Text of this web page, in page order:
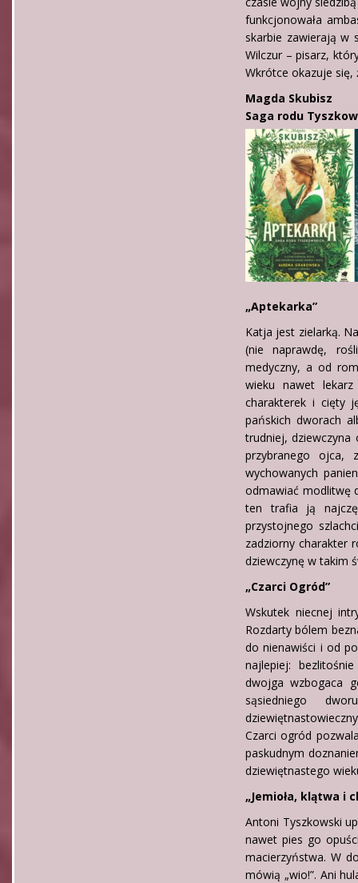
funkcjonowała
skarbie zawierają w
Wilczur – pisarz,
Wkrótce okazuje
Magda Skubisz
Saga rodu
„Aptekarka”
Katja jest zielarką.
(nie naprawdę,
medyczny, a od
wieku nawet
charakterek i cięty
pańskich dworach
trudniej, dziewczyna
przybranego ojca,
wychowanych
odmawiać modlitwę
ten trafia ją
przystojnego
zadziorny charakter
dziewczynę w takim
„Czarci Ogród”
Wskutek niecnej
Rozdarty bólem
do nienawiści i od
najlepiej:
dwojga wzbogaca
sąsiedniego
Czarci ogród
paskudnym
dziewiętnastego
„Jemioła, klątwa i
Antoni Tyszkowski
nawet pies go
macierzyństwa. W
mówią „wio!”. Ani